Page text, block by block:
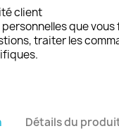
client
personnelles que
traiter les
Détails du